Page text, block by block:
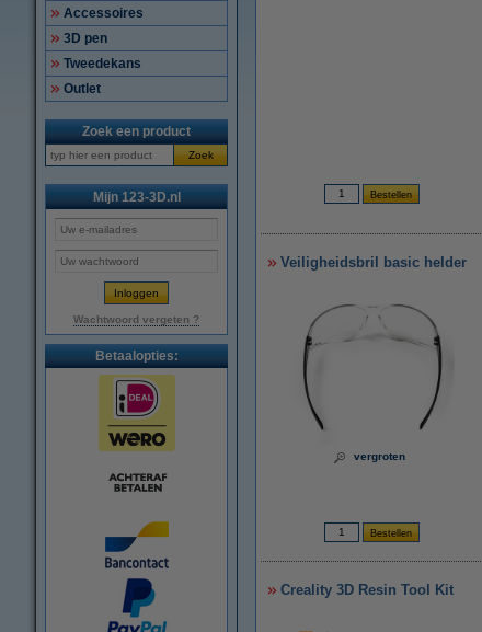
Accessoires
3D pen
Tweedekans
Outlet
Zoek een product
Zoek
Mijn 123-3D.nl
Wachtwoord vergeten ?
Betaalopties:
Veiligheidsbril basic helder
vergroten
Creality 3D Resin Tool Kit